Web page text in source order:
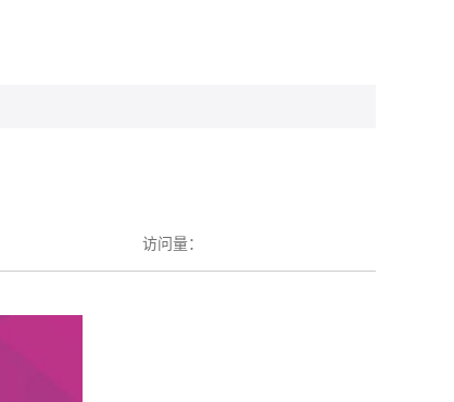
访问量：